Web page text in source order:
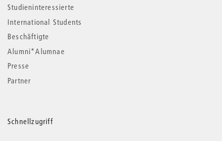
Studieninteressierte
International Students
Beschäftigte
Alumni*Alumnae
Presse
Partner
Schnellzugriff